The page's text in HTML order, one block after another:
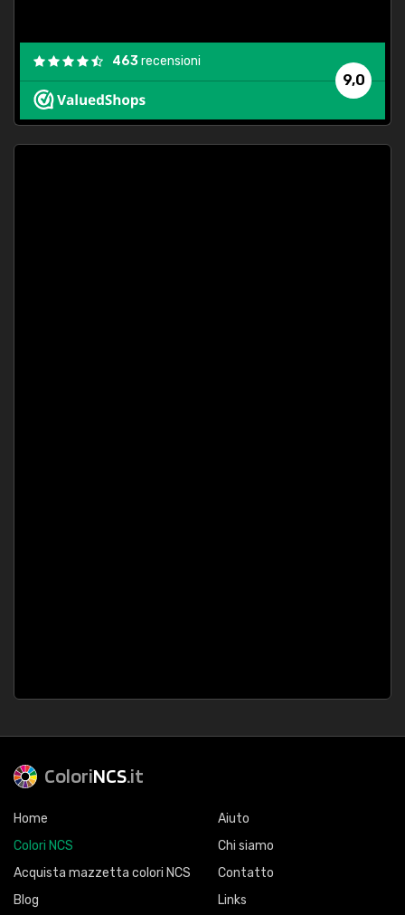
9,0
463recensioni
ColoriNCS.it
Home
Colori NCS
Acquista mazzetta colori NCS
Blog
Aiuto
Chi siamo
Contatto
Links